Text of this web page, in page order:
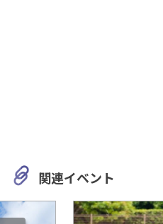
関連イベント